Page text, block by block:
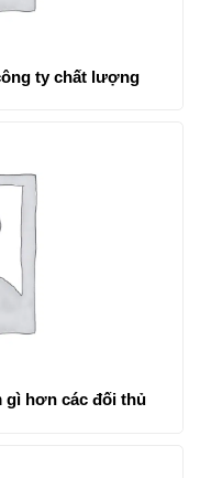
ty chất lượng
gì hơn các đối thủ